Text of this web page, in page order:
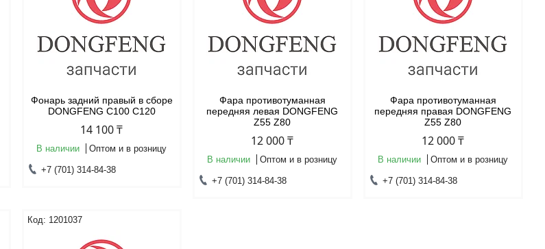
Фонарь задний правый в сборе
DONGFENG C100 C120
14 100 ₸
В наличии Оптом и в розницу
+7 (701) 314-84-38
Фара противотуманная
передняя левая DONGFENG
Z55 Z80
12 000 ₸
В наличии Оптом и в розницу
+7 (701) 314-84-38
Фара противотуманная
передняя правая DONGFENG
Z55 Z80
12 000 ₸
В наличии Оптом и в розницу
+7 (701) 314-84-38
1201037